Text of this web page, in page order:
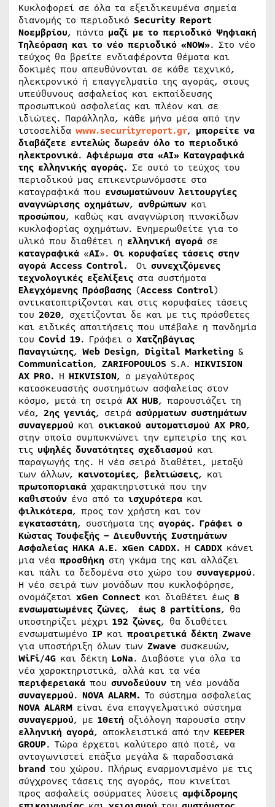
Κυκλοφορεί σε όλα τα εξειδικευμένα σημεία
διανομής το περιοδικό Security Report
Νοεμβρίου, πάντα μαζί με το περιοδικό Ψηφιακή
Τηλεόραση και το νέο περιοδικό «NOW». Στο νέο
τεύχος θα βρείτε ενδιαφέροντα θέματα και
δοκιμές που απευθύνονται σε κάθε τεχνικό,
ηλεκτρονικό ή επαγγελματία της αγοράς, στους
υπεύθυνους ασφαλείας και εκπαίδευσης
προσωπικού ασφαλείας και πλέον και σε
ιδιώτες. Παράλληλα, κάθε μήνα μέσα από την
ιστοσελίδα www.securityreport.gr, μπορείτε να
διαβάζετε εντελώς δωρεάν όλο το περιοδικό
ηλεκτρονικά. Αφιέρωμα στα «AI» Καταγραφικά
της ελληνικής αγοράς. Σε αυτό το τεύχος του
περιοδικού μας επικεντρωνόμαστε στα
καταγραφικά που ενσωματώνουν λειτουργίες
αναγνώρισης οχημάτων, ανθρώπων και
προσώπου, καθώς και αναγνώριση πινακίδων
κυκλοφορίας οχημάτων. Ενημερωθείτε για το
υλικό που διαθέτει η ελληνική αγορά σε
καταγραφικά «AI». Οι κορυφαίες τάσεις στην
αγορά Access Control. Οι συνεχιζόμενες
τεχνολογικές εξελίξεις στα συστήματα
Ελεγχόμενης Πρόσβασης (Access Control)
αντικατοπτρίζονται και στις κορυφαίες τάσεις
του 2020, σχετίζονται δε και με τις πρόσθετες
και ειδικές απαιτήσεις που υπέβαλε η πανδημία
του Covid 19. Γράφει ο Χατζηβάγιας
Παναγιώτης, Web Design, Digital Marketing &
Communication, ZARIFOPOULOS S.A. HIKVISION
AX PRO. Η HIKVISION, o μεγαλύτερος
κατασκευαστής συστημάτων ασφαλείας στον
κόσμο, μετά τη σειρά AX HUB, παρουσιάζει τη
νέα, 2ης γενιάς, σειρά ασύρματων συστημάτων
συναγερμού και οικιακού αυτοματισμού AX PRO,
στην οποία συμπυκνώνει την εμπειρία της και
τις υψηλές δυνατότητες σχεδιασμού και
παραγωγής της. Η νέα σειρά διαθέτει, μεταξύ
των άλλων, καινοτομίες, βελτιώσεις, και
πρωτοποριακά χαρακτηριστικά που την
καθιστούν ένα από τα ισχυρότερα και
φιλικότερα, προς τον χρήστη και τον
εγκαταστάτη, συστήματα της αγοράς. Γράφει ο
Κώστας Τουφεξής – Διευθυντής Συστημάτων
Ασφαλείας ΗΛΚΑ Α.Ε. xGen CADDX. Η CADDX κάνει
μια νέα προσθήκη στη γκάμα της και αλλάζει
και πάλι τα δεδομένα στο χώρο του συναγερμού.
Η νέα σειρά των μονάδων που κυκλοφόρησε,
ονομάζεται xGen Connect και διαθέτει έως 8
ενσωματωμένες ζώνες, έως 8 partitions, θα
υποστηρίζει μέχρι 192 ζώνες, θα διαθέτει
ενσωματωμένο IP και προαιρετικά δέκτη Zwave
για υποστήριξη όλων των Zwave συσκευών,
WiFi/4G και δέκτη LoNa. Διαβάστε για όλα τα
νέα χαρακτηριστικά, αλλά και τα νέα
περιφερειακά που συνοδεύουν τη νέα μονάδα
συναγερμού. NOVA ALARM. Το σύστημα ασφαλείας
NOVA ALARM είναι ένα επαγγελματικό σύστημα
συναγερμού, με 10ετή αξιόλογη παρουσία στην
ελληνική αγορά, αποκλειστικά από την KEEPER
GROUP. Τώρα έρχεται καλύτερο από ποτέ, να
ανταγωνιστεί επάξια μεγάλα & παραδοσιακά
brand του χώρου. Πλήρως εναρμονισμένο με τις
σύγχρονες τάσεις της αγοράς, που κινείται
προς ασφαλείς ασύρματες λύσεις αμφίδρομης